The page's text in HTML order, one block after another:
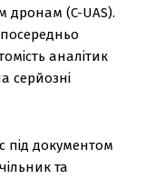
дронам (C-UAS).
аналітик
серйозні
під документом
та